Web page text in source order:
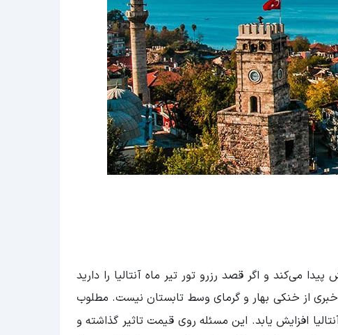
کند و اگر قصد رزرو تور تیر ماه آنتالیا را دارید
خبری از خنکی بهار و گرمای وسط تابستان نیست. مطلوب
افزایش یابد. این مسئله روی قیمت تاثیر گذاشته و